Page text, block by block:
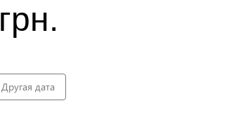
грн.
Другая дата